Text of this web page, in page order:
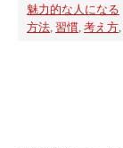
魅力的な人になる
方法, 習慣, 考え方,